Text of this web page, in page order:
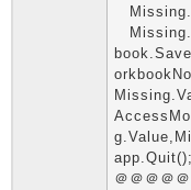
app.Quit();
＠＠＠＠